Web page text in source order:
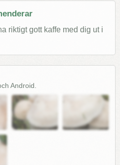
riktigt gott kaffe med dig ut i
Android.